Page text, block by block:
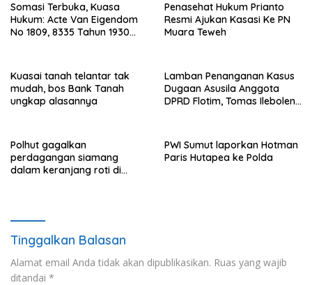
Somasi Terbuka, Kuasa
Hukum: Acte Van Eigendom
No 1809, 8335 Tahun 1930
Saamah
Penasehat Hukum Prianto
Resmi Ajukan Kasasi Ke PN
Muara Teweh
Kuasai tanah telantar tak
mudah, bos Bank Tanah
ungkap alasannya
Lamban Penanganan Kasus
Dugaan Asusila Anggota
DPRD Flotim, Tomas Ileboleng
Polhut gagalkan
perdagangan siamang
dalam keranjang roti di
PWI Sumut laporkan Hotman
Paris Hutapea ke Polda
Tinggalkan Balasan
Alamat email Anda tidak akan dipublikasikan. Ruas yang wajib
ditandai *